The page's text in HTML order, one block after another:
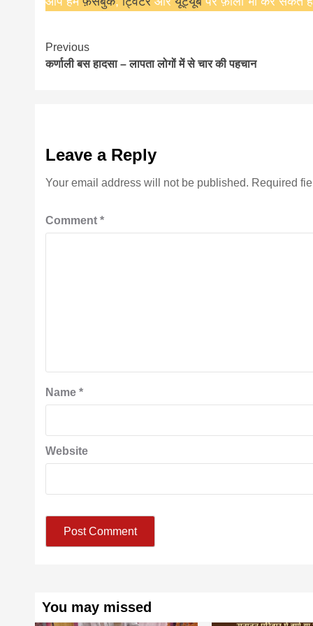
Continue
Reading
Previous
कर्णाली बस हादसा – लापता लोगों में से चार की पहचान
Leave a Reply
Your email address will not be published. Required
Comment*
Name*
Website
You may missed